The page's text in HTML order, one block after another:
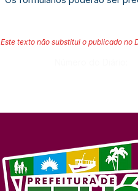
Este texto não substitui o publicado